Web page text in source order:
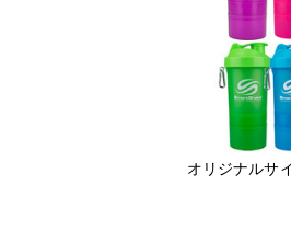
オリジナルサ